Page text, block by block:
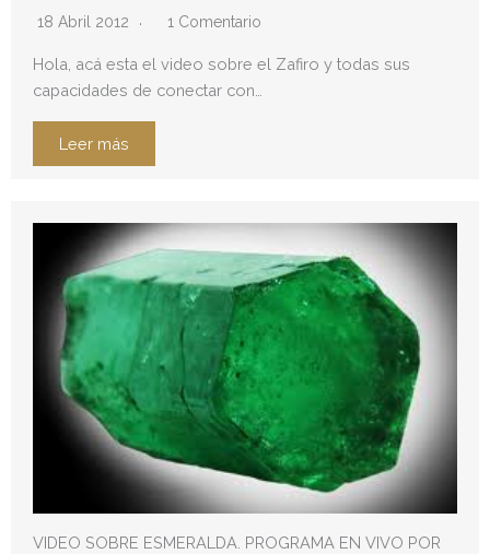
18 Abril 2012 1 Comentario
Hola, acá esta el video sobre el Zafiro y todas sus
capacidades de conectar con…
Leer más
VIDEO SOBRE ESMERALDA. PROGRAMA EN VIVO POR